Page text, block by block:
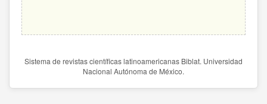
Sistema de revistas científicas latinoamericanas Biblat. Universidad
Nacional Autónoma de México.